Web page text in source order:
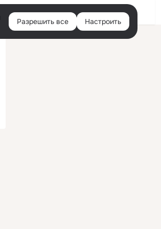
Войти
Разрешить все Настроить